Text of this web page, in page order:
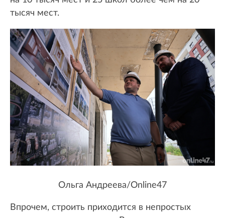
тысяч мест.
Ольга Андреева/Online47
Впрочем, строить приходится в непростых